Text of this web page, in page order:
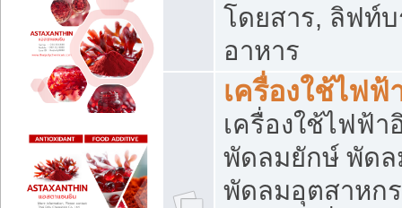
โดยสาร, ลิฟท์
อาหาร
เครื่องใช้ไฟฟ้
เครื่องใช้ไฟฟ้า
พัดลมยักษ์ พัด
พัดลมอุตสาหก